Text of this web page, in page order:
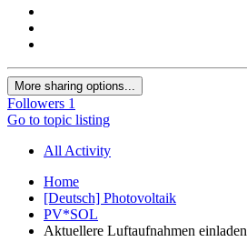
More sharing options...
Followers 1
Go to topic listing
All Activity
Home
[Deutsch] Photovoltaik
PV*SOL
Aktuellere Luftaufnahmen einladen